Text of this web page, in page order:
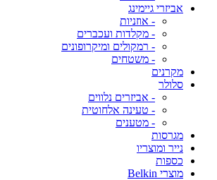
אביזרי גיימינג
- אוזניות
- מקלדות ועכברים
- רמקולים ומיקרופונים
- משטחים
מקרנים
סלולר
- אביזרים נלווים
- טעינה אלחוטית
- מטענים
מגרסות
נייר ומוצריו
כספות
מוצרי Belkin